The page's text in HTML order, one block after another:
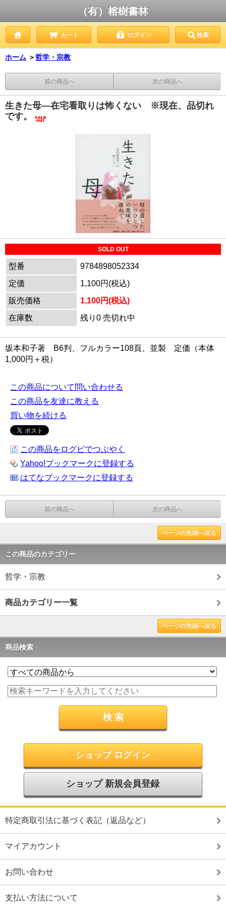
（有）榕樹書林
カート ログイン 検索
ホーム ＞哲学・宗教
前の商品へ 次の商品へ
生きた母―在宅看取りは怖くない ※現在、品切れ
です。
SOLD OUT
型番
9784898052334
定価
1,100円(税込)
販売価格
1,100円(税込)
在庫数
残り0 売切れ中
坂本和子著 B6判、フルカラー108頁、並製 定価（本体
1,000円＋税）
この商品について問い合わせる
この商品を友達に教える
買い物を続ける
この商品をログピでつぶやく
Yahoo!ブックマークに登録する
はてなブックマークに登録する
前の商品へ 次の商品へ
ページの先頭へ戻る
この商品のカテゴリー
哲学・宗教
商品カテゴリー一覧
ページの先頭へ戻る
商品検索
ショップ ログイン
ショップ 新規会員登録
特定商取引法に基づく表記（返品など）
マイアカウント
お問い合わせ
支払い方法について